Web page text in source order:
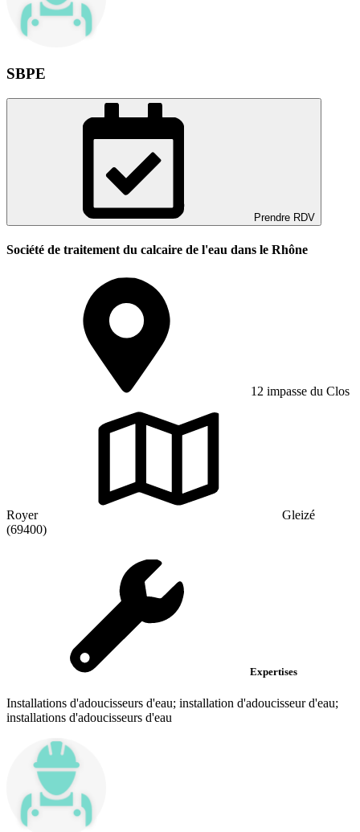
SBPE
Prendre RDV
Société de traitement du calcaire de l'eau dans le Rhône
12 impasse du Clos
Royer
Gleizé
(69400)
Expertises
Installations d'adoucisseurs d'eau; installation d'adoucisseur d'eau;
installations d'adoucisseurs d'eau